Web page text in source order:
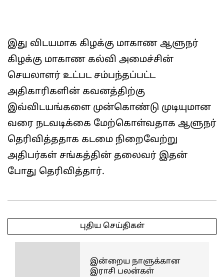
இது விடயமாக கிழக்கு மாகாண ஆளுநர்
கிழக்கு மாகாண கல்வி அமைச்சின்
செயலாளர் உட்பட சம்பந்தப்பட்ட
அதிகாரிகளின் கவனத்திற்கு
இவ்விடயங்களை முன்கொண்டு முடியுமான
வரை நடவடிக்கை மேற்கொள்வதாக ஆளுநர்
தெரிவித்ததாக கடமை நிறைவேற்று
அதிபர்கள் சங்கத்தின் தலைவர் இதன்
போது தெரிவித்தார்.
06-
புதிய செய்திகள்
இன்றைய நாளுக்கான
இராசி பலன்கள்